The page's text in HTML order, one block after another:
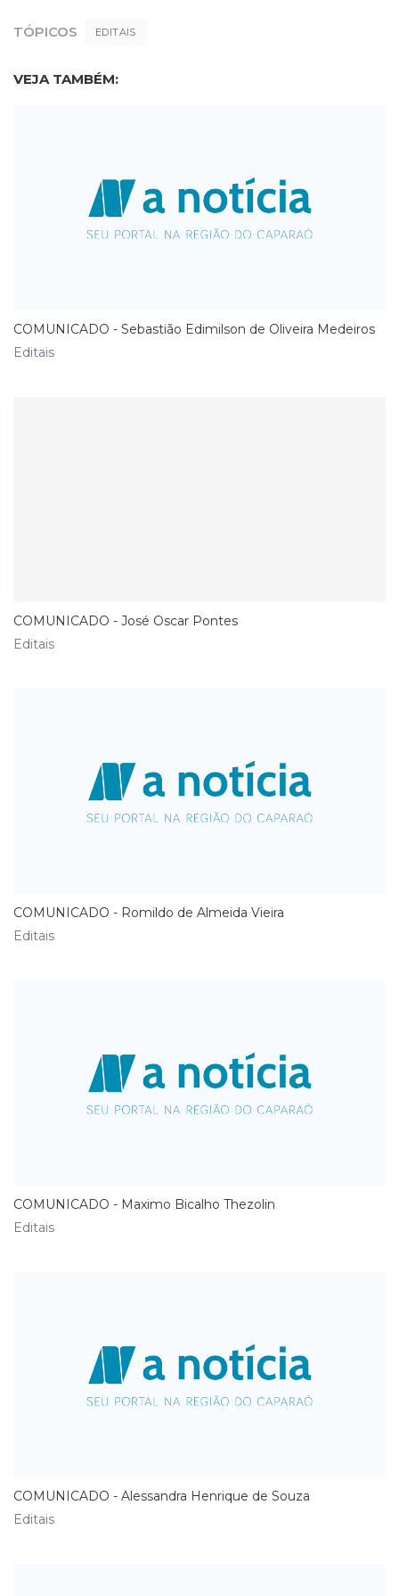
TÓPICOS EDITAIS
VEJA TAMBÉM:
COMUNICADO - Sebastião Edimilson de Oliveira Medeiros
Editais
COMUNICADO - José Oscar Pontes
Editais
COMUNICADO - Romildo de Almeida Vieira
Editais
COMUNICADO - Maximo Bicalho Thezolin
Editais
COMUNICADO - Alessandra Henrique de Souza
Editais